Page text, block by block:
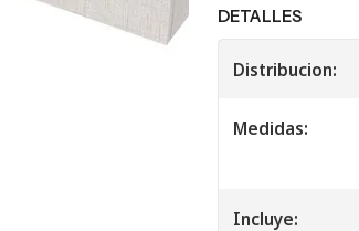
DETALLES
Distribucion:
Medidas:
Incluye: